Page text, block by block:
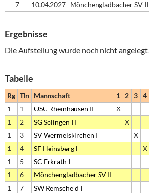
7
10.04.2027 Mönchengladbacher SV II
Ergebnisse
Die Aufstellung wurde noch nicht angelegt!
Tabelle
Rg Tln Mannschaft 1 2 3 4
1
1 OSC Rheinhausen II X
1
2 SG Solingen III X
1
3 SV Wermelskirchen I X
1
4 SF Heinsberg I X
1
5 SC Erkrath I
1
6 Mönchengladbacher SV II
1
7 SW Remscheid I